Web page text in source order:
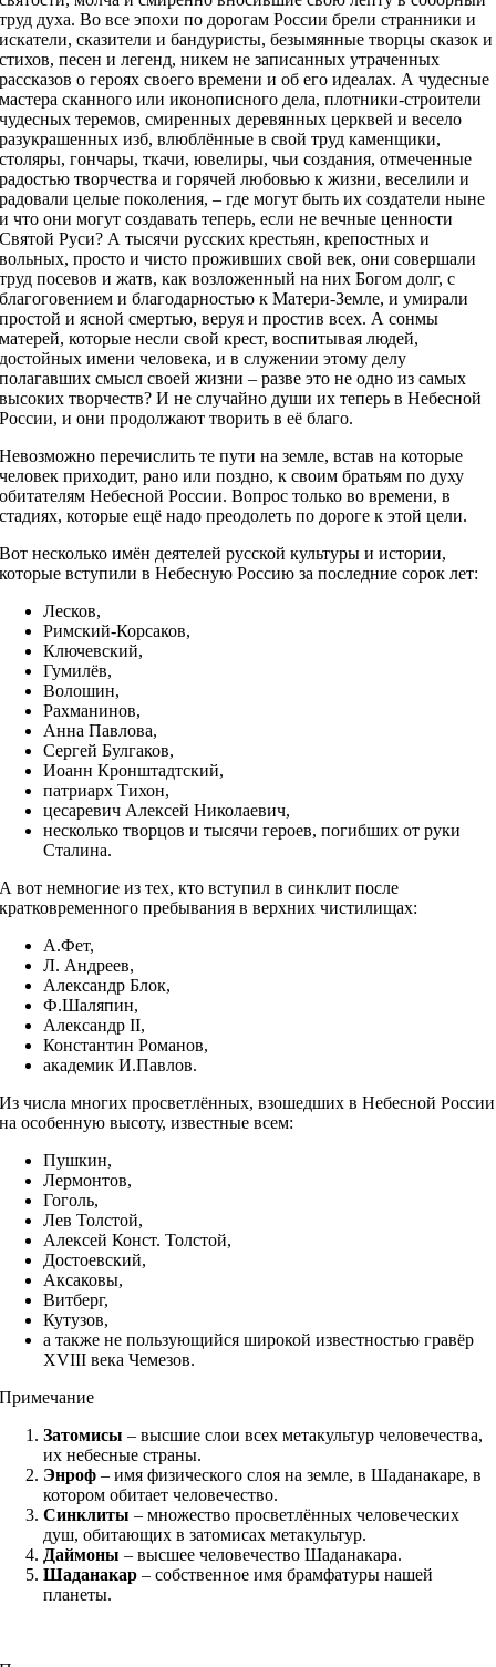
труд духа. Во все эпохи по дорогам России брели странники и
искатели, сказители и бандуристы, безымянные творцы сказок и
стихов, песен и легенд, никем не записанных утраченных
рассказов о героях своего времени и об его идеалах. А чудесные
мастера сканного или иконописного дела, плотники-строители
чудесных теремов, смиренных деревянных церквей и весело
разукрашенных изб, влюблённые в свой труд каменщики,
столяры, гончары, ткачи, ювелиры, чьи создания, отмеченные
радостью творчества и горячей любовью к жизни, веселили и
радовали целые поколения, – где могут быть их создатели ныне
и что они могут создавать теперь, если не вечные ценности
Святой Руси? А тысячи русских крестьян, крепостных и
вольных, просто и чисто проживших свой век, они совершали
труд посевов и жатв, как возложенный на них Богом долг, с
благоговением и благодарностью к Матери-Земле, и умирали
простой и ясной смертью, веруя и простив всех. А сонмы
матерей, которые несли свой крест, воспитывая людей,
достойных имени человека, и в служении этому делу
полагавших смысл своей жизни – разве это не одно из самых
высоких творчеств? И не случайно души их теперь в Небесной
России, и они продолжают творить в её благо.
Невозможно перечислить те пути на земле, встав на которые
человек приходит, рано или поздно, к своим братьям по духу
обитателям Небесной России. Вопрос только во времени, в
стадиях, которые ещё надо преодолеть по дороге к этой цели.
Вот несколько имён деятелей русской культуры и истории,
которые вступили в Небесную Россию за последние сорок лет:
Лесков,
Римский-Корсаков,
Ключевский,
Гумилёв,
Волошин,
Рахманинов,
Анна Павлова,
Сергей Булгаков,
Иоанн Кронштадтский,
патриарх Тихон,
цесаревич Алексей Николаевич,
несколько творцов и тысячи героев, погибших от руки
Сталина.
А вот немногие из тех, кто вступил в синклит после
кратковременного пребывания в верхних чистилищах:
А.Фет,
Л. Андреев,
Александр Блок,
Ф.Шаляпин,
Александр II,
Константин Романов,
академик И.Павлов.
Из числа многих просветлённых, взошедших в Небесной России
на особенную высоту, известные всем:
Пушкин,
Лермонтов,
Гоголь,
Лев Толстой,
Алексей Конст. Толстой,
Достоевский,
Аксаковы,
Витберг,
Кутузов,
а также не пользующийся широкой известностью гравёр
XVIII века Чемезов.
Примечание
Затомисы – высшие слои всех метакультур человечества,
их небесные страны.
Энроф – имя физического слоя на земле, в Шаданакаре, в
котором обитает человечество.
Синклиты – множество просветлённых человеческих
душ, обитающих в затомисах метакультур.
Даймоны – высшее человечество Шаданакара.
Шаданакар – собственное имя брамфатуры нашей
планеты.